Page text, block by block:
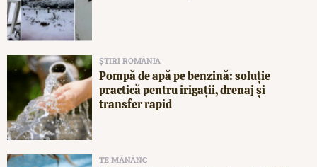
ȘTIRI ROMÂNIA
Pompă de apă pe benzină: soluție
practică pentru irigații, drenaj și
transfer rapid
TE MĂNÂNC